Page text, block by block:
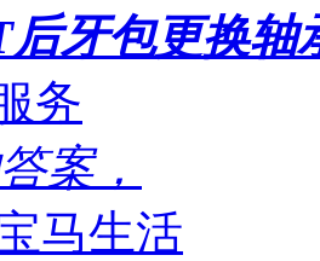
后牙包更换轴
务
案，
马生活